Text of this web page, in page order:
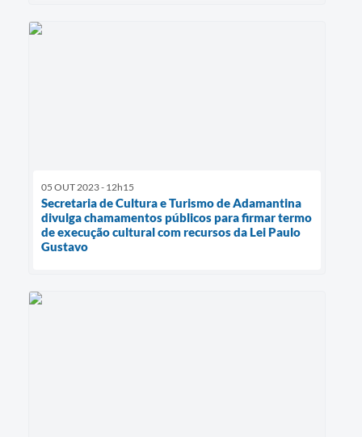
05 OUT 2023 - 12h15
Secretaria de Cultura e Turismo de Adamantina
divulga chamamentos públicos para firmar termo
de execução cultural com recursos da Lei Paulo
Gustavo